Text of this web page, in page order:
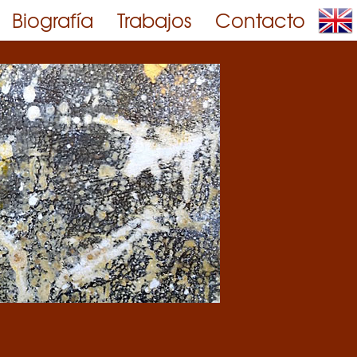
Biografía Trabajos Contacto